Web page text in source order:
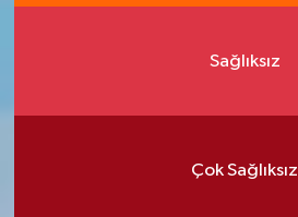
Sağlıksız
Çok Sağlıksız